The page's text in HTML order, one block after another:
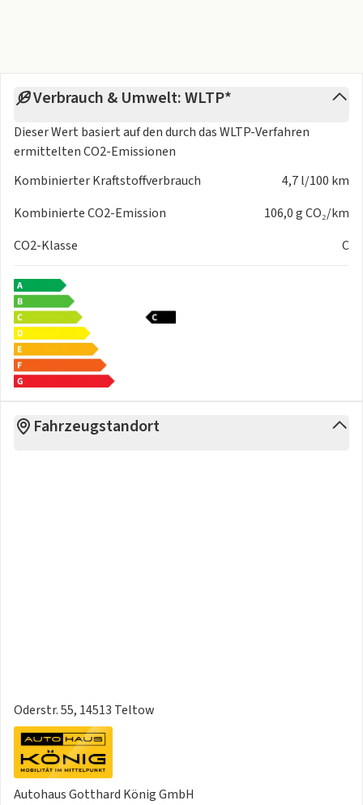
Verbrauch & Umwelt: WLTP*
Dieser Wert basiert auf den durch dasWLTP-Verfahren
ermittelten CO2-Emissionen
Kombinierter Kraftstoffverbrauch
4,7 l/100 km
Kombinierte CO2-Emission
106,0 g CO₂/km
CO2-Klasse
C
Fahrzeugstandort
Oderstr. 55, 14513 Teltow
Autohaus Gotthard König GmbH